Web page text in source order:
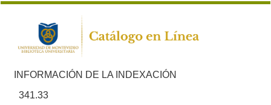
INFORMACIÓN DE LA INDEXACIÓN
341.33